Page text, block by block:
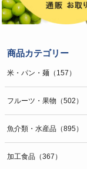
商品カテゴリー
米・パン・麺（157）
フルーツ・果物（502）
魚介類・水産品（895）
加工食品（367）